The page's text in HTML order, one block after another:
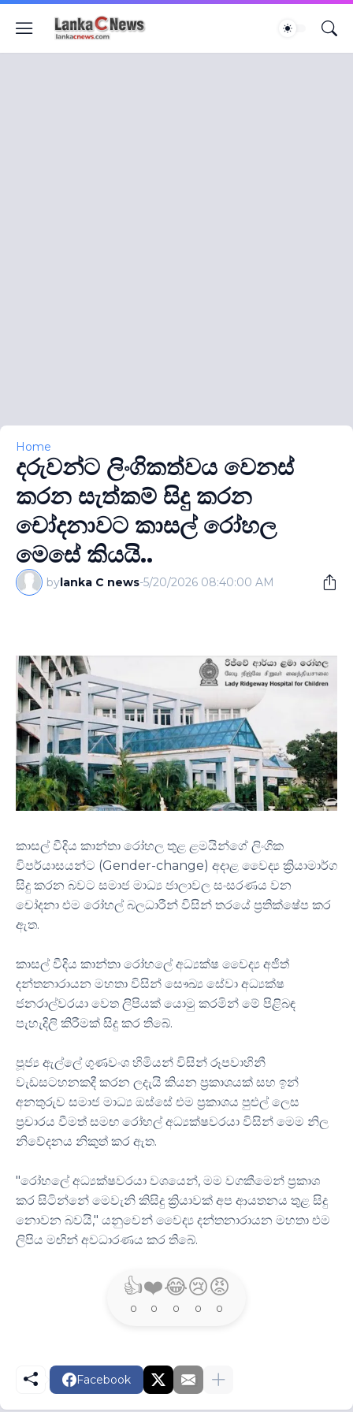
Home
දරුවන්ට ලිංගිකත්වය වෙනස්
කරන සැත්කම් සිදු කරන
චෝදනාවට කාසල් රෝහල
මෙසේ කියයි..
bylanka C news-5/20/2026 08:40:00 AM
කාසල් වීදිය කාන්තා රෝහල තුළ ළමයින්ගේ ලිංගික
විපර්යාසයන්ට (Gender-change) අදාළ වෛද්‍ය ක්‍රියාමාර්ග
සිදු කරන බවට සමාජ මාධ්‍ය ජාලාවල සංසරණය වන
චෝදනා එම රෝහල් බලධාරීන් විසින් තරයේ ප්‍රතික්ෂේප කර
ඇත.
කාසල් වීදිය කාන්තා රෝහලේ අධ්‍යක්ෂ වෛද්‍ය අජිත්
දන්තනාරායන මහතා විසින් සෞඛ්‍ය සේවා අධ්‍යක්ෂ
ජනරාල්වරයා වෙත ලිපියක් යොමු කරමින් මේ පිළිබඳ
පැහැදිලි කිරීමක් සිදු කර තිබේ.
පූජ්‍ය ඇල්ලේ ගුණවංශ හිමියන් විසින් රූපවාහිනී
වැඩසටහනකදී කරන ලදැයි කියන ප්‍රකාශයක් සහ ඉන්
අනතුරුව සමාජ මාධ්‍ය ඔස්සේ එම ප්‍රකාශය පුළුල් ලෙස
ප්‍රචාරය වීමත් සමඟ රෝහල් අධ්‍යක්ෂවරයා විසින් මෙම නිල
නිවේදනය නිකුත් කර ඇත.
"රෝහලේ අධ්‍යක්ෂවරයා වශයෙන්, මම වගකීමෙන් ප්‍රකාශ
කර සිටින්නේ මෙවැනි කිසිදු ක්‍රියාවක් අප ආයතනය තුළ සිදු
නොවන බවයි," යනුවෙන් වෛද්‍ය දන්තනාරායන මහතා එම
ලිපිය මඟින් අවධාරණය කර තිබේ.
👍
0
❤️
0
😂
0
😢
0
😡
0
Facebook